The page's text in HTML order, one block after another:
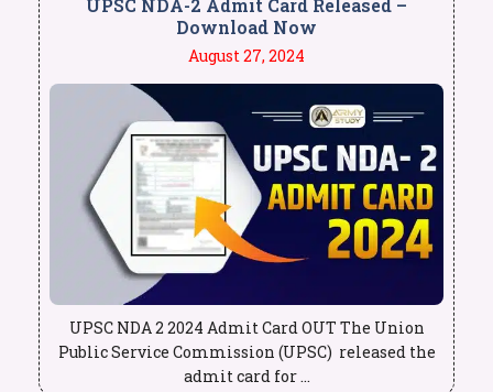
Download Now
August 27, 2024
UPSC NDA 2 2024 Admit Card OUT The Union
Public Service Commission (UPSC) released the
admit card for ...